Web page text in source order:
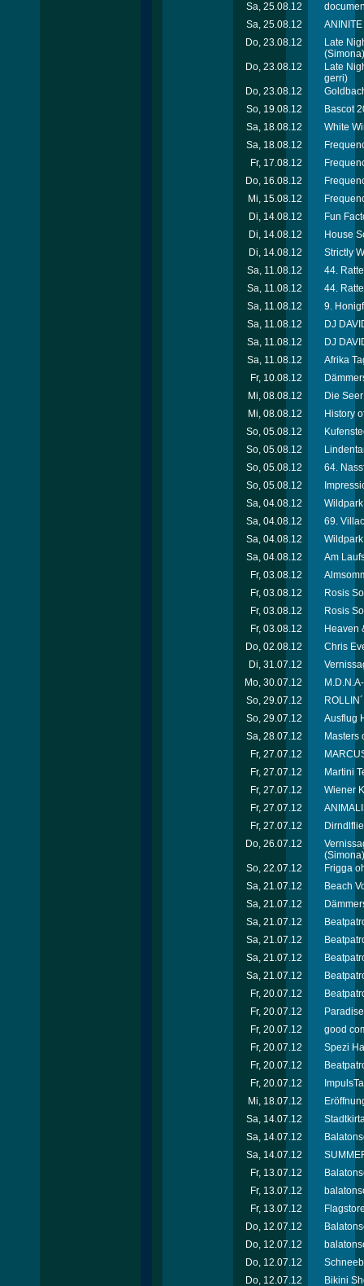
Sa, 25.08.12
Sa, 25.08.12
Do, 23.08.12
Late
(Simona)
Do, 23.08.12
Late
gerri)
Do, 23.08.12
So, 19.08.12
Bascot
Sa, 18.08.12
White
Sa, 18.08.12
Fr, 17.08.12
Do, 16.08.12
Mi, 15.08.12
Di, 14.08.12
Fun
Di, 14.08.12
House
Di, 14.08.12
Strictly
Sa, 11.08.12
44.
Sa, 11.08.12
44.
Sa, 11.08.12
9.
Sa, 11.08.12
DJ
Sa, 11.08.12
DJ
Sa, 11.08.12
Afrika
Fr, 10.08.12
Mi, 08.08.12
Die
Mi, 08.08.12
History
So, 05.08.12
So, 05.08.12
So, 05.08.12
64.
So, 05.08.12
Sa, 04.08.12
Sa, 04.08.12
69.
Sa, 04.08.12
Sa, 04.08.12
Am
Fr, 03.08.12
Fr, 03.08.12
Rosis
Fr, 03.08.12
Rosis
Fr, 03.08.12
Heaven
Do, 02.08.12
Chris
Di, 31.07.12
Mo, 30.07.12
So, 29.07.12
So, 29.07.12
Ausflug
Sa, 28.07.12
Masters
Fr, 27.07.12
Fr, 27.07.12
Martini
Fr, 27.07.12
Wiener
Fr, 27.07.12
Fr, 27.07.12
Do, 26.07.12
(Simona)
So, 22.07.12
Frigga
Sa, 21.07.12
Beach
Sa, 21.07.12
Sa, 21.07.12
Sa, 21.07.12
Sa, 21.07.12
Sa, 21.07.12
Fr, 20.07.12
Fr, 20.07.12
Fr, 20.07.12
good
Fr, 20.07.12
Spezi
Fr, 20.07.12
Fr, 20.07.12
Mi, 18.07.12
Sa, 14.07.12
Sa, 14.07.12
Sa, 14.07.12
Fr, 13.07.12
Fr, 13.07.12
Fr, 13.07.12
Do, 12.07.12
Do, 12.07.12
Do, 12.07.12
Do, 12.07.12
Bikini